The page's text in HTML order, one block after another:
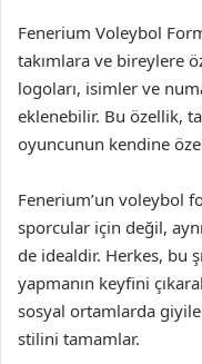
Fenerium Voleybol
takımlara ve bireylere
logoları, isimler ve
eklenebilir. Bu özellik,
oyuncunun kendine
Fenerium’un voleybol
sporcular için değil,
de idealdir. Herkes, bu
yapmanın keyfini
sosyal ortamlarda
stilini tamamlar.